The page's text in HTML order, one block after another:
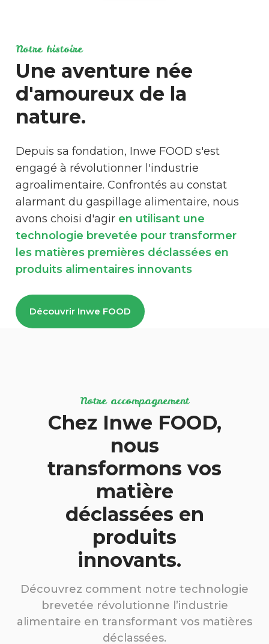
Notre histoire
Une aventure née
d'amoureux de la
nature.
Depuis sa fondation, Inwe FOOD s'est
engagé à révolutionner l'industrie
agroalimentaire. Confrontés au constat
alarmant du gaspillage alimentaire, nous
avons choisi d'agir en utilisant une
technologie brevetée pour transformer
les matières premières déclassées en
produits alimentaires innovants
Découvrir Inwe FOOD
Notre accompagnement
Chez Inwe FOOD,
nous
transformons vos
matière
déclassées en
produits
innovants.
Découvrez comment notre technologie
brevetée révolutionne l’industrie
alimentaire en transformant vos matières
déclassées.